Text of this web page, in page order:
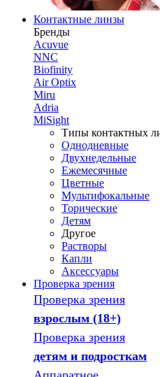
Контактные линзы
Бренды
Acuvue
NNC
Biofinity
Air Optix
Miru
Adria
MiSight
Типы контактных
Однодневные
Двухнедельные
Ежемесячные
Цветные
Мультифокальные
Торические
Детям
Другое
Растворы
Капли
Аксессуары
Проверка зрения
Проверка зрения
взрослым (18+)
Проверка зрения
детям и подросткам